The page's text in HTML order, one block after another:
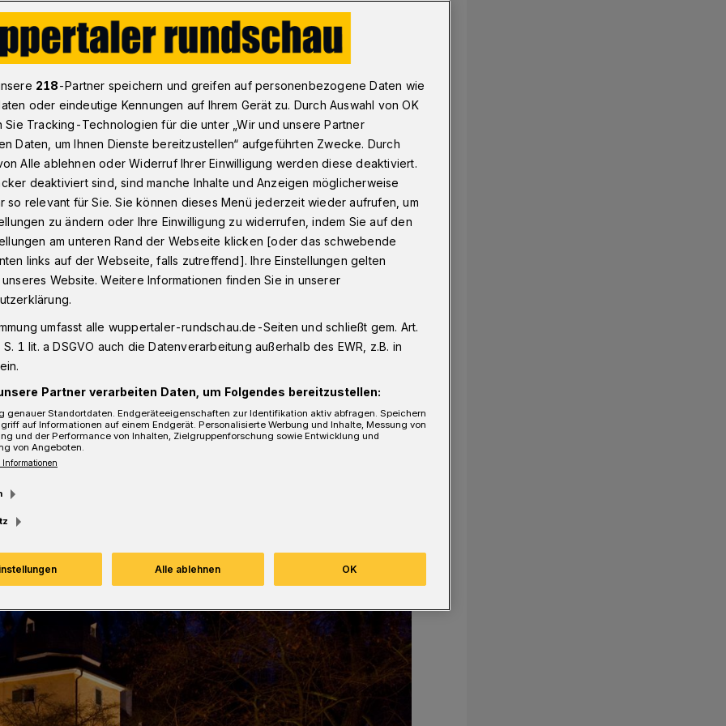
zum Weihnachtsmarkt auf Schloss Lüntenbeck
zu Schloss
auf Schloss Lüntenbeck lockt am
2023 mit seinem stimmungsvollen
Angeboten viele Menschen nach
218-Partner speichern und greifen auf personenbezogene Daten wie
oder eindeutige Kennungen auf Ihrem Gerät zu. Durch Auswahl von OK
Sie Tracking-Technologien für die unter „Wir und unsere Partner
Daten, um Ihnen Dienste bereitzustellen“ aufgeführten Zwecke. Durch
Alle ablehnen oder Widerruf Ihrer Einwilligung werden diese deaktiviert.
deaktiviert sind, sind manche Inhalte und Anzeigen möglicherweise
so relevant für Sie. Sie können dieses Menü jederzeit wieder aufrufen, um
zu ändern oder Ihre Einwilligung zu widerrufen, indem Sie auf den
am unteren Rand der Webseite klicken [oder das schwebende
links auf der Webseite, falls zutreffend]. Ihre Einstellungen gelten
Website. Weitere Informationen finden Sie in unserer
umfasst alle wuppertaler-rundschau.de-Seiten und schließt gem. Art.
1 lit. a DSGVO auch die Datenverarbeitung außerhalb des EWR, z.B. in
Partner verarbeiten Daten, um Folgendes bereitzustellen:
genauer Standortdaten. Endgeräteeigenschaften zur Identifikation aktiv abfragen. Speichern
auf Informationen auf einem Endgerät. Personalisierte Werbung und Inhalte, Messung von
und der Performance von Inhalten, Zielgruppenforschung sowie Entwicklung und
von Angeboten.
Alle ablehnen OK